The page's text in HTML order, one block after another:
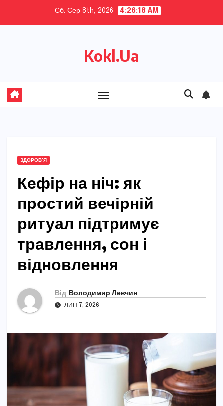
Сб. Сер 8th, 2026 4:26:19 AM
Kokl.Ua
ЗДОРОВ'Я
Кефір на ніч: як
простий вечірній
ритуал підтримує
травлення, сон і
відновлення
Від Володимир Левчин
ЛИП 7, 2026